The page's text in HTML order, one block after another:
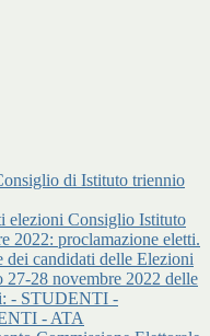
di Istituto triennio
elezioni Consiglio Istituto
2022: proclamazione eletti.
dei candidati delle Elezioni
28 novembre 2022 delle
- STUDENTI -
- ATA